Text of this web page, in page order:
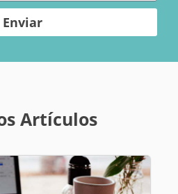
Enviar
Artículos